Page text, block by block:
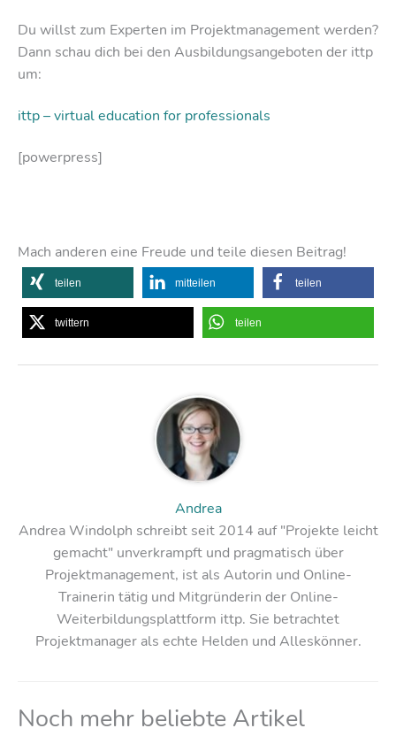
Du willst zum Experten im Projektmanagement werden?
Dann schau dich bei den Ausbildungsangeboten der ittp
um:
ittp – virtual education for professionals
[powerpress]
Mach anderen eine Freude und teile diesen Beitrag!
teilen mitteilen teilen
twittern teilen
Andrea
Andrea Windolph schreibt seit 2014 auf "Projekte leicht
gemacht" unverkrampft und pragmatisch über
Projektmanagement, ist als Autorin und Online-
Trainerin tätig und Mitgründerin der Online-
Weiterbildungsplattform ittp. Sie betrachtet
Projektmanager als echte Helden und Alleskönner.
Noch mehr beliebte Artikel